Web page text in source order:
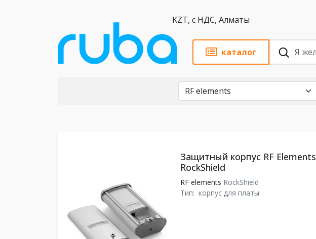
KZT, с НДС, Алматы
каталог
Защитный корпус RF Elements
RockShield
RF elements RockShield
Тип: корпус для платы